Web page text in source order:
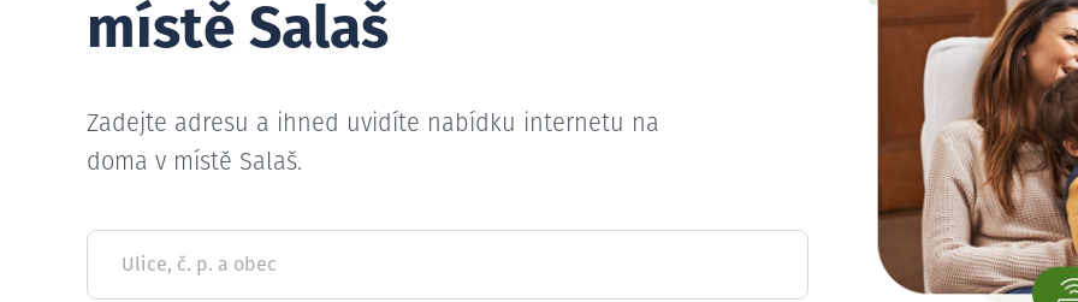
místě Salaš
Zadejte adresu a ihned uvidíte nabídku internetu na
doma v místě Salaš.
Ulice, č. p. a obec